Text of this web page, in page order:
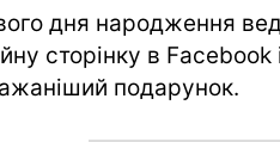
дня народження
сторінку в Facebook
подарунок.